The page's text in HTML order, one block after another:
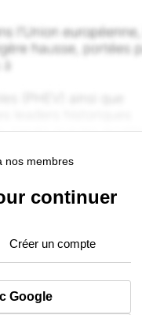
nos membres
continuer
Créer un compte
Google